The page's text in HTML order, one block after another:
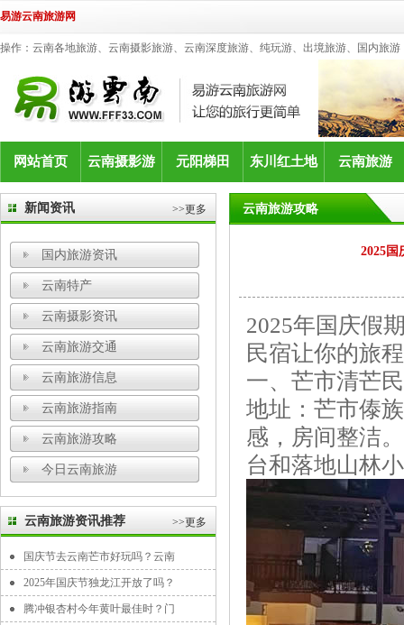
易游云南旅游网
操作：云南各地旅游、云南摄影旅游、云南深度旅游、纯玩游、出境旅游、国内旅
网站首页 云南摄影游 元阳梯田 东川红土地 云南旅游
新闻资讯 >>更多
国内旅游资讯
云南特产
云南摄影资讯
云南旅游交通
云南旅游信息
云南旅游指南
云南旅游攻略
今日云南旅游
云南旅游资讯推荐 >>更多
国庆节去云南芒市好玩吗？云南
2025年国庆节独龙江开放了吗？
腾冲银杏村今年黄叶最佳时？门
云南旅游攻略
2025国
2025年国庆假
民宿让你的旅
一、芒市清芒
地址：芒市傣
感，房间整洁
台和落地山林